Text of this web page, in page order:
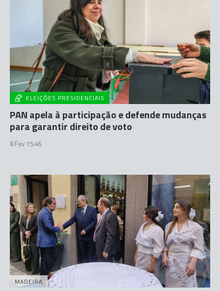
ELEIÇÕES PRESIDENCIAIS
PAN apela à participação e defende mudanças
para garantir direito de voto
8 Fev 15:46
MADEIRA